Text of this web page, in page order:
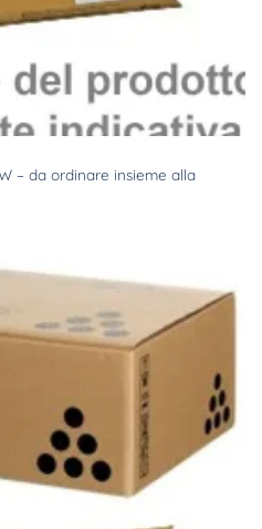
– da ordinare insieme alla